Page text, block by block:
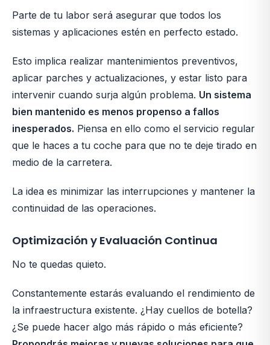
Parte de tu labor será asegurar que todos los
sistemas y aplicaciones estén en perfecto estado.
Esto implica realizar mantenimientos preventivos,
aplicar parches y actualizaciones, y estar listo para
intervenir cuando surja algún problema. Un sistema
bien mantenido es menos propenso a fallos
inesperados. Piensa en ello como el servicio regular
que le haces a tu coche para que no te deje tirado en
medio de la carretera.
La idea es minimizar las interrupciones y mantener la
continuidad de las operaciones.
Optimización y Evaluación Continua
No te quedas quieto.
Constantemente estarás evaluando el rendimiento de
la infraestructura existente. ¿Hay cuellos de botella?
¿Se puede hacer algo más rápido o más eficiente?